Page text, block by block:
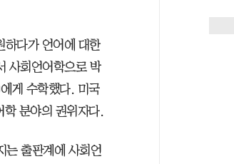
하다가 언어에 대한
사회언어학으로 박
게 수학했다. 미국
분야의 권위자다.
는 출판계에 사회언